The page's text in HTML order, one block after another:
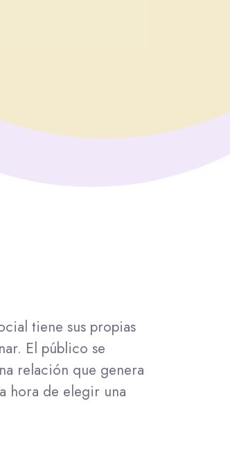
tiene sus propias
El público se
relación que genera
hora de elegir una